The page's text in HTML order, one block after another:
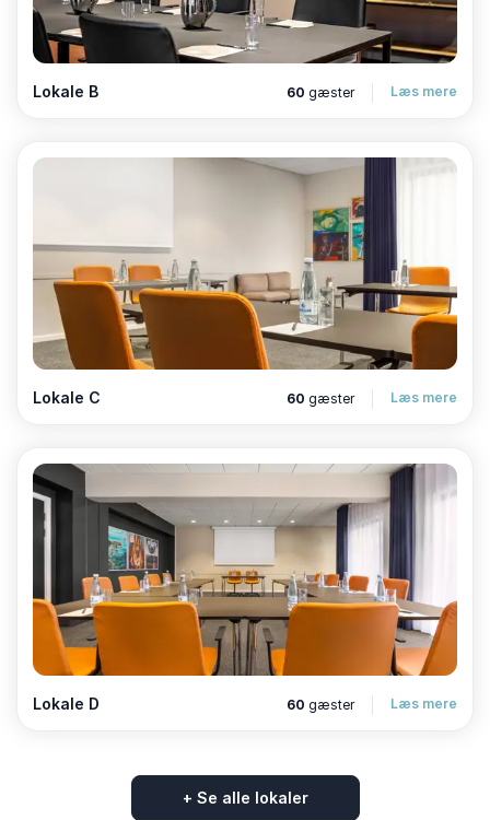
Lokale B 60 gæster Læs mere
Lokale C 60 gæster Læs mere
Lokale D 60 gæster Læs mere
+ Se alle lokaler